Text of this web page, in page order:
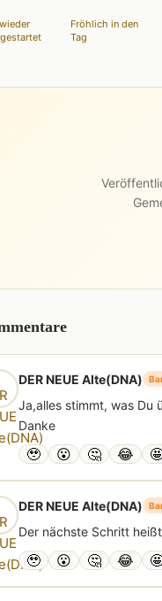
Fröhlich in den
Tag
DER NEUE Alte(DNA)
Ja,alles stimmt, was Du
Danke
🥹 😮 🤔 😂
DER NEUE Alte(DNA)
Der nächste Schritt
🥹 😮 🤔 😂